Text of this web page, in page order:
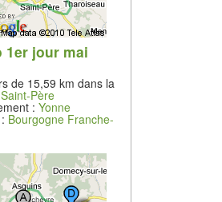
&
& Réseaux
1er jour mai
de 15,59 km dans la
Saint-Père
: Yonne
Bourgogne Franche-